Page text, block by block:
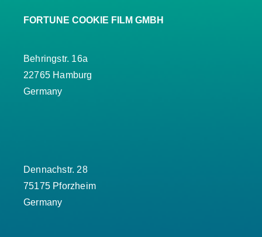
FORTUNE COOKIE FILM GMBH
Behringstr. 16a
22765 Hamburg
Germany
Dennachstr. 28
75175 Pforzheim
Germany